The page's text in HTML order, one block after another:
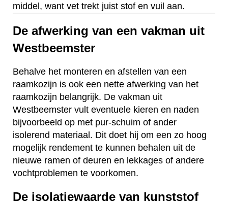
middel, want vet trekt juist stof en vuil aan.
De afwerking van een vakman uit
Westbeemster
Behalve het monteren en afstellen van een
raamkozijn is ook een nette afwerking van het
raamkozijn belangrijk. De vakman uit
Westbeemster vult eventuele kieren en naden
bijvoorbeeld op met pur-schuim of ander
isolerend materiaal. Dit doet hij om een zo hoog
mogelijk rendement te kunnen behalen uit de
nieuwe ramen of deuren en lekkages of andere
vochtproblemen te voorkomen.
De isolatiewaarde van kunststof